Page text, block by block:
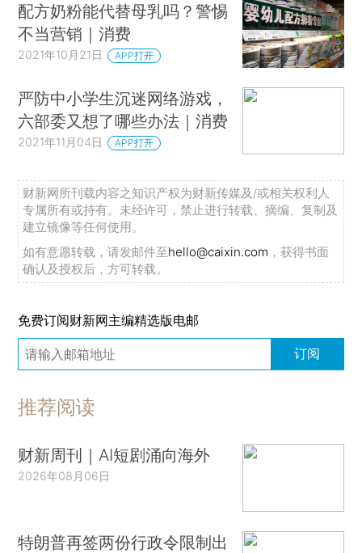
配方奶粉能代替母乳吗？警惕
不当营销｜消费
2021年10月21日 APP打开
严防中小学生沉迷网络游戏，
六部委又想了哪些办法｜消费
2021年11月04日 APP打开
财新网所刊载内容之知识产权为财新传媒及/或相关权利人
专属所有或持有。未经许可，禁止进行转载、摘编、复制及
建立镜像等任何使用。
如有意愿转载，请发邮件至hello@caixin.com ，获得书面
确认及授权后，方可转载。
免费订阅财新网主编精选版电邮
订阅
推荐阅读
财新周刊｜AI短剧涌向海外
2026年08月06日
特朗普再签两份行政令限制出